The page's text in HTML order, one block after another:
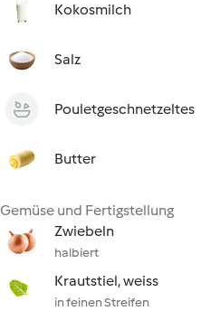
Kokosmilch
Salz
Pouletgeschnetzeltes
Butter
Gemüse und Fertigstellung
Zwiebeln
halbiert
Krautstiel, weiss
in feinen Streifen